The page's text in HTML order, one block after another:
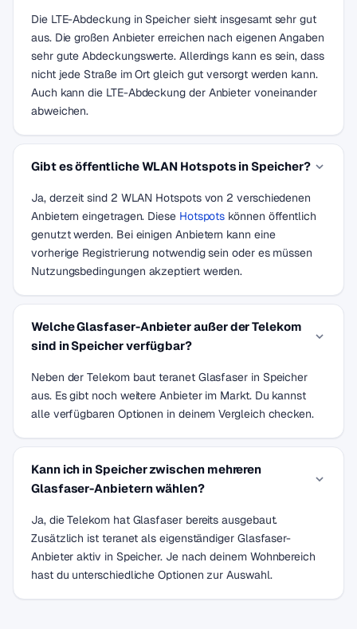
Die LTE-Abdeckung in Speicher sieht insgesamt sehr gut
aus. Die großen Anbieter erreichen nach eigenen Angaben
sehr gute Abdeckungswerte. Allerdings kann es sein, dass
nicht jede Straße im Ort gleich gut versorgt werden kann.
Auch kann die LTE-Abdeckung der Anbieter voneinander
abweichen.
Gibt es öffentliche WLAN Hotspots in Speicher?
Ja, derzeit sind 2 WLAN Hotspots von 2 verschiedenen
Anbietern eingetragen. Diese Hotspots können öffentlich
genutzt werden. Bei einigen Anbietern kann eine
vorherige Registrierung notwendig sein oder es müssen
Nutzungsbedingungen akzeptiert werden.
Welche Glasfaser-Anbieter außer der Telekom
sind in Speicher verfügbar?
Neben der Telekom baut teranet Glasfaser in Speicher
aus. Es gibt noch weitere Anbieter im Markt. Du kannst
alle verfügbaren Optionen in deinem Vergleich checken.
Kann ich in Speicher zwischen mehreren
Glasfaser-Anbietern wählen?
Ja, die Telekom hat Glasfaser bereits ausgebaut.
Zusätzlich ist teranet als eigenständiger Glasfaser-
Anbieter aktiv in Speicher. Je nach deinem Wohnbereich
hast du unterschiedliche Optionen zur Auswahl.